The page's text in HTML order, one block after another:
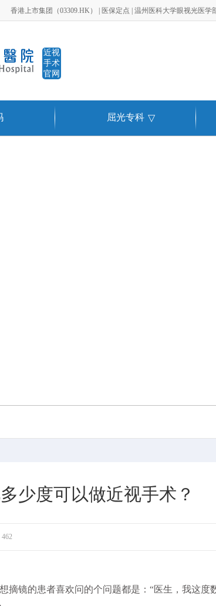
香港上市集团（03309.HK） | 医保定点 | 温州医科大学眼视光医学
近视
手术
官网
屈光专科 ▽
少度可以做近视手术？
462
镜的患者喜欢问的个问题都是：“医生，我这度